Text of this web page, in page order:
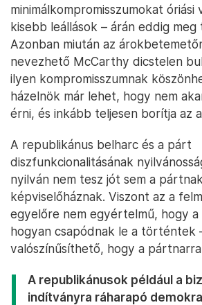
minimálkompromisszumokat óriási
kisebb leállások – árán eddig
Azonban miután az
nevezhető McCarthy dicstelen
ilyen kompromisszumnak
házelnök már lehet, hogy nem
érni, és inkább teljesen borítja az
A republikánus belharc és a párt
diszfunkcionalitásának
nyilván nem tesz jót sem a
képviselőháznak. Viszont az a
egyelőre nem egyértelmű, hogy a
hogyan csapódnak le a történtek
valószínűsíthető, hogy a
A republikánusok például a
indítványra ráharapó